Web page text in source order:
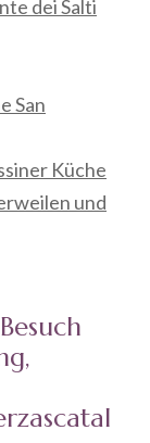
dei Salti
San
Küche
und